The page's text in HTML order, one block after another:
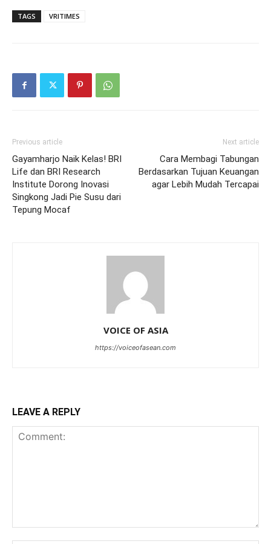
TAGS VRITIMES
Previous article
Gayamharjo Naik Kelas! BRI
Life dan BRI Research
Institute Dorong Inovasi
Singkong Jadi Pie Susu dari
Tepung Mocaf
Next article
Cara Membagi Tabungan
Berdasarkan Tujuan Keuangan
agar Lebih Mudah Tercapai
VOICE OF ASIA
https://voiceofasean.com
LEAVE A REPLY